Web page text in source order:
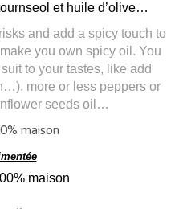
et huile d’olive…
and add a spicy touch to
you own spicy oil. You
to your tastes, like add
more or less peppers or
seeds oil…